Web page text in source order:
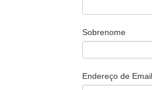
Sobrenome
Endereço de